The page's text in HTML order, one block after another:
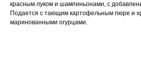
красным луком и шампиньонами, с
Подается с тающим картофельным пюре и
маринованными огурцами.